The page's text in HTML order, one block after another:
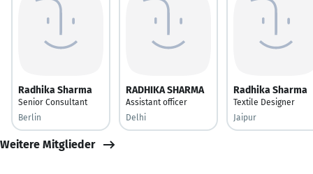
Radhika Sharma
Senior Consultant
Berlin
RADHIKA SHARMA
Assistant officer
Delhi
Radhika Sharma
Textile Designer
Jaipur
Weitere Mitglieder